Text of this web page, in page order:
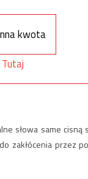
kwota
Tutaj
słowa same cisną
zakłócenia przez